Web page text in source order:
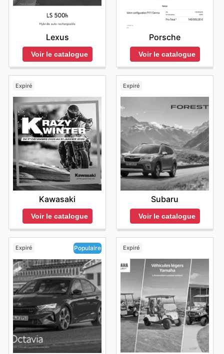
Lexus
Voir le catalogue
Porsche
Voir le catalogue
Expiré
Kawasaki
Voir le catalogue
Expiré
Subaru
Voir le catalogue
Expiré Populaire Expiré